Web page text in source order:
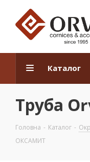
Каталог
Труба
Головна - Каталог -
ОКСАМИТ